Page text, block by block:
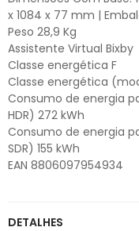
x 1084 x 77 mm |
Peso 28,9 Kg
Assistente Virtual Bixby
Classe energética F
Classe energética
Consumo de energia
HDR) 272 kWh
Consumo de energia
SDR) 155 kWh
EAN 8806097954934
DETALHES